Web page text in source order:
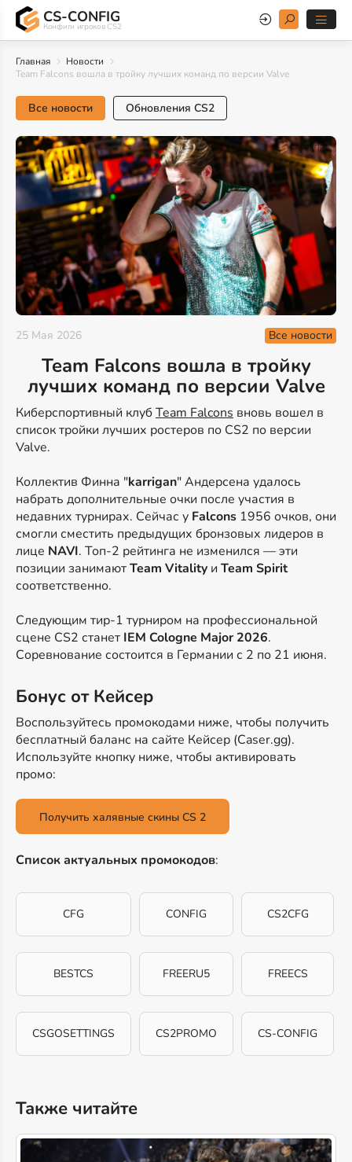
CS-CONFIG
Конфиги игроков CS2
Главная
Новости
Team Falcons вошла в тройку лучших команд по версии Valve
Все новости Обновления CS2
25 Мая 2026 Все новости
Team Falcons вошла в тройку
лучших команд по версии Valve
Киберспортивный клубTeam Falcons вновь вошел в
список тройки лучших ростеров по CS2 по версии
Valve.
Коллектив Финна "karrigan" Андерсена удалось
набрать дополнительные очки после участия в
недавних турнирах. Сейчас у Falcons 1956 очков, они
смогли сместить предыдущих бронзовых лидеров в
лице NAVI. Топ-2 рейтинга не изменился — эти
позиции занимаютTeam Vitality и Team Spirit
соответственно.
Следующим тир-1 турниром на профессиональной
сцене CS2 станет IEM Cologne Major 2026.
Соревнование состоится в Германии с 2 по 21 июня.
Бонус от Кейсер
Воспользуйтесь промокодами ниже, чтобы получить
бесплатный баланс на сайте Кейсер (Caser.gg).
Используйте кнопку ниже, чтобы активировать
промо:
Получить халявные скины CS 2
Список актуальных промокодов:
CFG CONFIG CS2CFG
BESTCS FREERU5 FREECS
CSGOSETTINGS CS2PROMO CS-CONFIG
Также читайте